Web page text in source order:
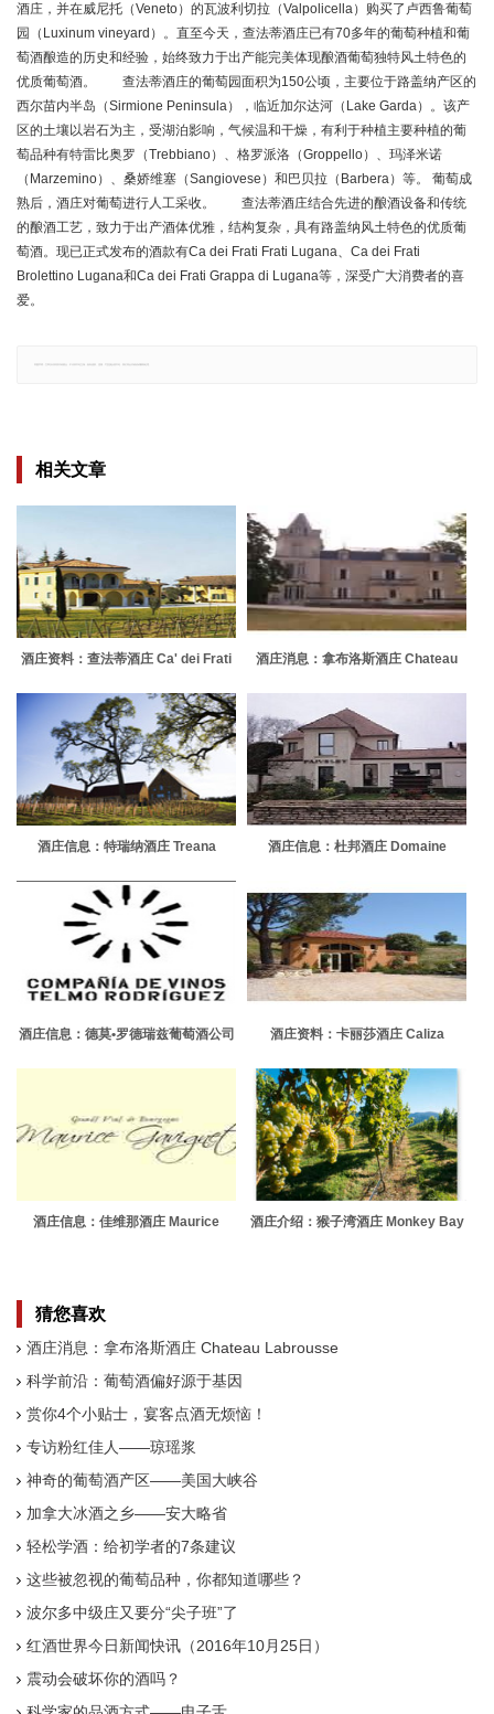
酒庄，并在威尼托（Veneto）的瓦波利切拉（Valpolicella）购买了卢西鲁葡萄
园（Luxinum vineyard）。直至今天，查法蒂酒庄已有70多年的葡萄种植和葡
萄酒酿造的历史和经验，始终致力于出产能完美体现酿酒葡萄独特风土特色的
优质葡萄酒。 查法蒂酒庄的葡萄园面积为150公顷，主要位于路盖纳产区的
西尔苗内半岛（Sirmione Peninsula），临近加尔达河（Lake Garda）。该产
区的土壤以岩石为主，受湖泊影响，气候温和干燥，有利于种植主要种植的葡
萄品种有特雷比奥罗（Trebbiano）、格罗派洛（Groppello）、玛泽米诺
（Marzemino）、桑娇维塞（Sangiovese）和巴贝拉（Barbera）等。 葡萄成
熟后，酒庄对葡萄进行人工采收。 查法蒂酒庄结合先进的酿酒设备和传统
的酿酒工艺，致力于出产酒体优雅，结构复杂，具有路盖纳风土特色的优质葡
萄酒。现已正式发布的酒款有Ca dei Frati Frati Lugana、Ca dei Frati
Brolettino Lugana和Ca dei Frati Grappa di Lugana等，深受广大消费者的喜
爱。
相关文章
酒庄资料：查法蒂酒庄 Ca' dei Frati
酒庄消息：拿布洛斯酒庄 Chateau
酒庄信息：特瑞纳酒庄 Treana
酒庄信息：杜邦酒庄 Domaine
酒庄信息：德莫•罗德瑞兹葡萄酒公司
酒庄资料：卡丽莎酒庄 Caliza
酒庄信息：佳维那酒庄 Maurice
酒庄介绍：猴子湾酒庄 Monkey Bay
猜您喜欢
酒庄消息：拿布洛斯酒庄 Chateau Labrousse
科学前沿：葡萄酒偏好源于基因
赏你4个小贴士，宴客点酒无烦恼！
专访粉红佳人——琼瑶浆
神奇的葡萄酒产区——美国大峡谷
加拿大冰酒之乡——安大略省
轻松学酒：给初学者的7条建议
这些被忽视的葡萄品种，你都知道哪些？
波尔多中级庄又要分“尖子班”了
红酒世界今日新闻快讯（2016年10月25日）
震动会破坏你的酒吗？